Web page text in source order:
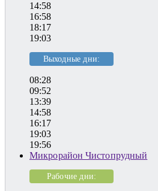
14:58
16:58
18:17
19:03
Выходные дни:
08:28
09:52
13:39
14:58
16:17
19:03
19:56
Микрорайон Чистопрудный
Рабочие дни: